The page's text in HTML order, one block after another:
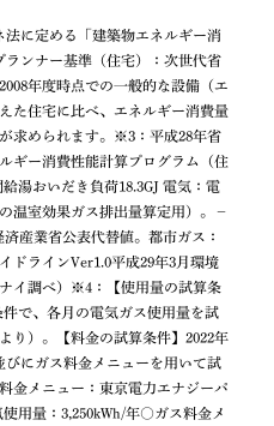
に定める「建築物エネルギー消
ンナー基準（住宅）：次世代省
年度時点での一般的な設備（エ
た住宅に比べ、エネルギー消費量
求められます。※3：平成28年省
ギー消費性能計算プログラム（住
湯おいだき負荷18.3GJ 電気：電
温室効果ガス排出量算定用）。－
産業省公表代替値。都市ガス：
ドラインVer1.0平成29年3月環境
イ調べ）※4：【使用量の試算条
で、各月の電気ガス使用量を試
り）。【料金の試算条件】2022年
にガス料金メニューを用いて試
金メニュー：東京電力エナジーパ
用量：3,250kWh/年○ガス料金メ